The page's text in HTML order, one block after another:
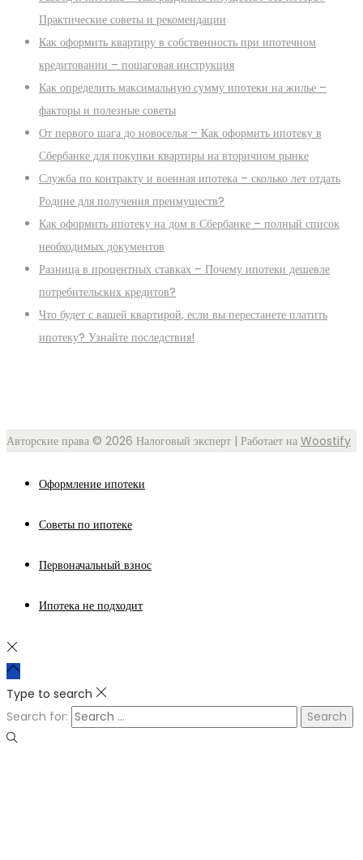
Практические советы и рекомендации
Как оформить квартиру в собственность при ипотечном
кредитовании – пошаговая инструкция
Как определить максимальную сумму ипотеки на жилье –
факторы и полезные советы
От первого шага до новоселья – Как оформить ипотеку в
Сбербанке для покупки квартиры на вторичном рынке
Служба по контракту и военная ипотека – сколько лет отдать
Родине для получения преимуществ?
Как оформить ипотеку на дом в Сбербанке – полный список
необходимых документов
Разница в процентных ставках – Почему ипотеки дешевле
потребительских кредитов?
Что будет с вашей квартирой, если вы перестанете платить
ипотеку? Узнайте последствия!
Авторские права © 2026 Налоговый эксперт | Работает на Woostify
Оформление ипотеки
Советы по ипотеке
Первоначальный взнос
Ипотека не подходит
Type to search
Search for: